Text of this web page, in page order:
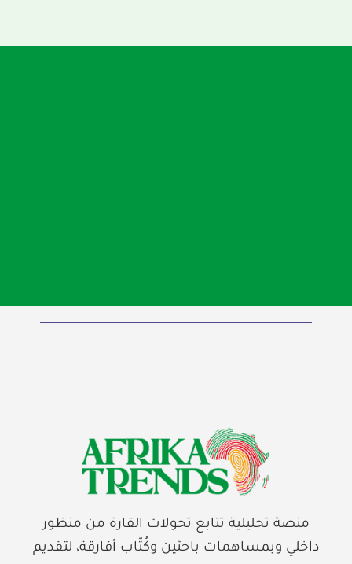
منصة تحليلية تتابع تحولات القارة من منظور
داخلي وبمساهمات باحثين وكُتّاب أفارقة، لتقديم